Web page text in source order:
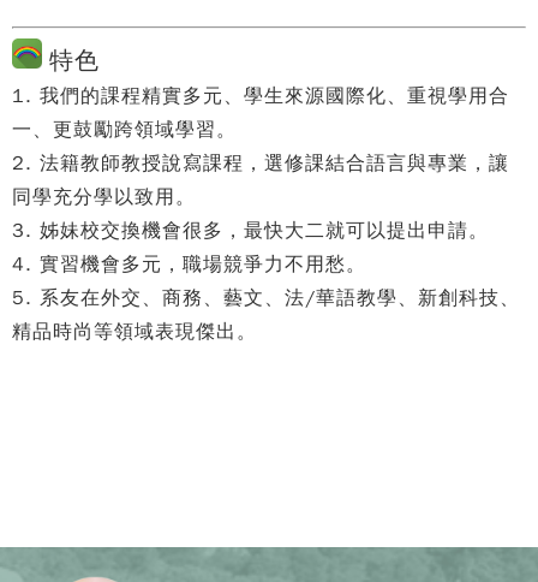
特色
1. 我們的課程精實多元、學生來源國際化、重視學用合
一、更鼓勵跨領域學習。
2. 法籍教師教授說寫課程，選修課結合語言與專業，讓
同學充分學以致用。
3. 姊妹校交換機會很多，最快大二就可以提出申請。
4. 實習機會多元，職場競爭力不用愁。
5. 系友在外交、商務、藝文、法/華語教學、新創科技、
精品時尚等領域表現傑出。